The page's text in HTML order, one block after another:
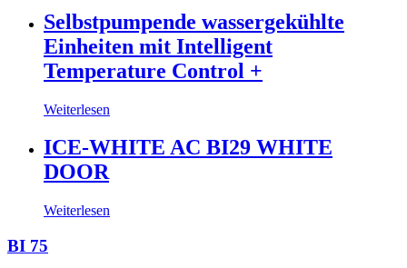
Selbstpumpende wassergekühlte
Einheiten mit Intelligent
Temperature Control +
Weiterlesen
ICE-WHITE AC BI29 WHITE
DOOR
Weiterlesen
BI 75